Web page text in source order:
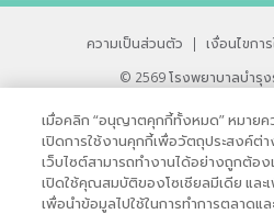
ความเป็นส่วนตัว | เงื่อนไขกา
© 2569 โรงพยาบาลบำรุ
33 สุขุมวิท ซอย 3 เขตวัฒนา กรุง
หากท่านมีข้อคิดเห็นหรือปัญหาใ
เมื่อคลิก “อนุญาตคุกกี้ทั้งหมด” หมายค
เปิดการใช้งานคุกกี้เพื่อวัตถุประสงค์ต่
เว็บไซต์สามารถทำงานได้อย่างถูกต้อง
เปิดใช้คุณสมบัติของโซเชียลมีเดีย และเ
เพื่อนำข้อมูลไปใช้ในการทำการตลาดแ